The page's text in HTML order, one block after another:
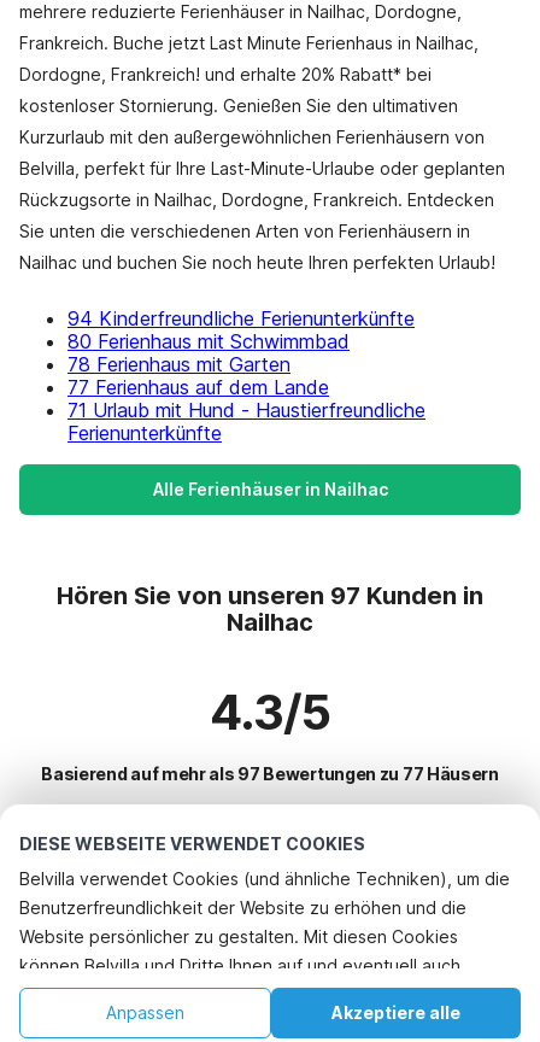
DIESE WEBSEITE VERWENDET COOKIES
Belvilla verwendet Cookies (und ähnliche Techniken), um die
Benutzerfreundlichkeit der Website zu erhöhen und die
Website persönlicher zu gestalten. Mit diesen Cookies
können Belvilla und Dritte Ihnen auf und eventuell auch
außerhalb unserer Website folgen, um Werbung Ihren
Interessen anzupassen und das Teilen von Informationen über
Akzeptiere alle
Anpassen
mehrere reduzierte Ferienhäuser in Nailhac, Dordogne,
Frankreich. Buche jetzt Last Minute Ferienhaus in Nailhac,
Dordogne, Frankreich! und erhalte 20% Rabatt* bei
kostenloser Stornierung. Genießen Sie den ultimativen
Kurzurlaub mit den außergewöhnlichen Ferienhäusern von
Belvilla, perfekt für Ihre Last-Minute-Urlaube oder geplanten
Rückzugsorte in Nailhac, Dordogne, Frankreich. Entdecken
Sie unten die verschiedenen Arten von Ferienhäusern in
Nailhac und buchen Sie noch heute Ihren perfekten Urlaub!
94 Kinderfreundliche Ferienunterkünfte
80 Ferienhaus mit Schwimmbad
78 Ferienhaus mit Garten
77 Ferienhaus auf dem Lande
71 Urlaub mit Hund - Haustierfreundliche
Ferienunterkünfte
Alle Ferienhäuser in Nailhac
Hören Sie von unseren 97 Kunden in
Nailhac
4.3/5
Basierend auf mehr als 97 Bewertungen zu 77 Häusern
Beliebteste Reiseziele für Urlaub
Top-Städte mit Top-Annehmlichkeiten für den Urlaub
Kinderfreundliche Ferienunterkünfte les-eyzies-de-tayac-sireuil
Kinderfreundliche Ferienunterkünfte les-eyzies
Kinderfreundliche Ferienunterkünfte marcillac-saint-quentin
Beliebte Ausstattungen für Urlaub in Nailhac
Kinderfreundliche Ferienunterkünfte
Beliebte Städte für den Urlaub in Dordogne
Startseite Wunschliste Buchungen Konto